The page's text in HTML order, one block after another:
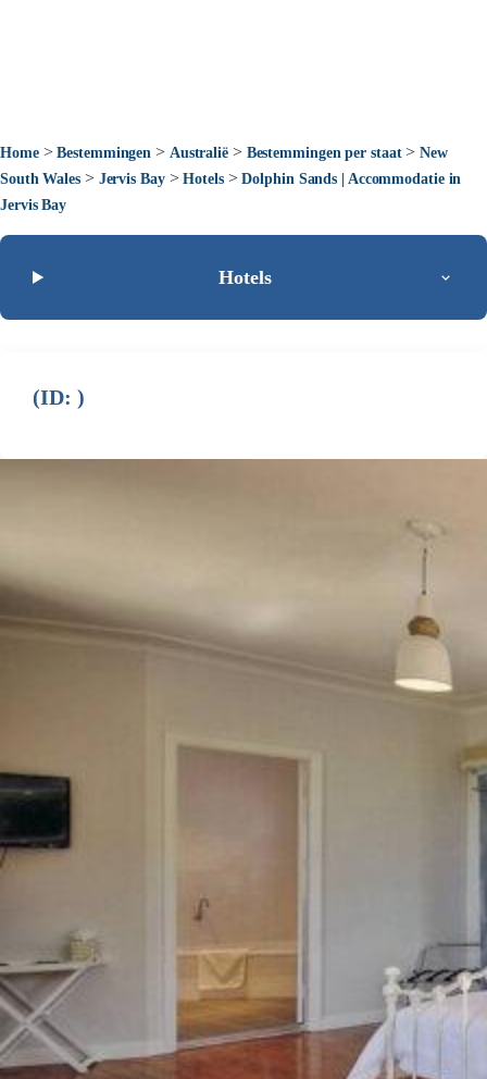
Home>Bestemmingen > Australië> Bestemmingen per staat>New
South Wales> Jervis Bay>Hotels>Dolphin Sands | Accommodatie in
Jervis Bay
Hotels
(ID: )